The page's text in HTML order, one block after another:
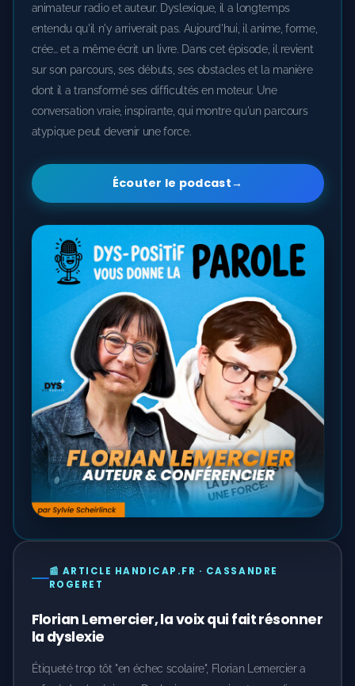
animateur radio et auteur. Dyslexique, il a longtemps
entendu qu'il n'y arriverait pas. Aujourd'hui, il anime, forme,
crée… et a même écrit un livre. Dans cet épisode, il revient
sur son parcours, ses débuts, ses obstacles et la manière
dont il a transformé ses difficultés en moteur. Une
conversation vraie, inspirante, qui montre qu'un parcours
atypique peut devenir une force.
Écouter le podcast→
📰 ARTICLE HANDICAP.FR · CASSANDRE
ROGERET
Florian Lemercier, la voix qui fait résonner
la dyslexie
Étiqueté trop tôt "en échec scolaire", Florian Lemercier a